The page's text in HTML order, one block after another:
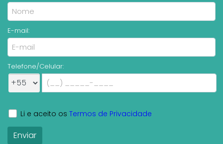
E-mail:
Telefone/Celular:
Li e aceito os Termos de Privacidade